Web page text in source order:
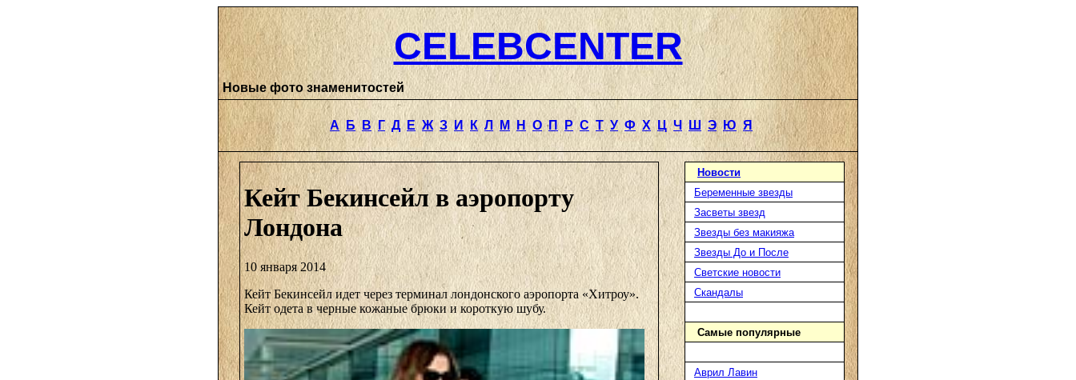
CELEBCENTER
Новые фото знаменитостей
А Б В Г Д Е Ж З И К Л М Н О П Р С Т У Ф Х Ц Ч Ш Э Ю Я
Кейт Бекинсейл в аэропорту
Лондона
10 января 2014
Кейт Бекинсейл идет через терминал лондонского аэропорта «Хитроу».
Кейт одета в черные кожаные брюки и короткую шубу.
Новости
Беременные звезды
Засветы звезд
Звезды без макияжа
Звезды До и После
Светские новости
Скандалы
Самые популярные
Аврил Лавин